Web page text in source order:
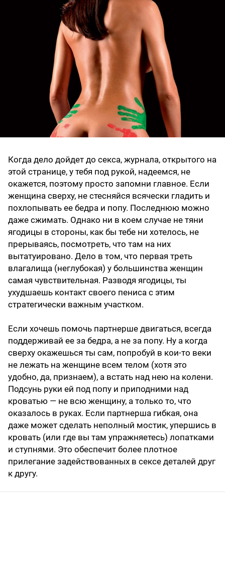
Когда дело дойдет до секса, журнала, открытого на
этой странице, у тебя под рукой, надеемся, не
окажется, поэтому просто запомни главное. Если
женщина сверху, не стесняйся всячески гладить и
похлопывать ее бедра и попу. Последнюю можно
даже сжимать. Однако ни в коем случае не тяни
ягодицы в стороны, как бы тебе ни хотелось, не
прерываясь, посмотреть, что там на них
вытатуировано. Дело в том, что первая треть
влагалища (неглубокая) у большинства женщин
самая чувствительная. Разводя ягодицы, ты
ухудшаешь контакт своего пениса с этим
стратегически важным участком.
Если хочешь помочь партнерше двигаться, всегда
поддерживай ее за бедра, а не за попу. Ну а когда
сверху окажешься ты сам, попробуй в кои-то веки
не лежать на женщине всем телом (хотя это
удобно, да, признаем), а встать над нею на колени.
Подсунь руки ей под попу и приподними над
кроватью — не всю женщину, а только то, что
оказалось в руках. Если партнерша гибкая, она
даже может сделать неполный мостик, упершись в
кровать (или где вы там упражняетесь) лопатками
и ступнями. Это обеспечит более плотное
прилегание задействованных в сексе деталей друг
к другу.